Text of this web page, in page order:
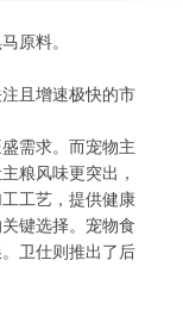
原料。
且增速极快的市
需求。而宠物主
粮风味更突出，
工艺，提供健康
键选择。宠物食
卫仕则推出了后